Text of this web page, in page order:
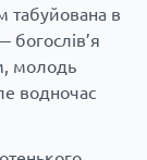
табуйована в
богослів’я
молодь
водночас